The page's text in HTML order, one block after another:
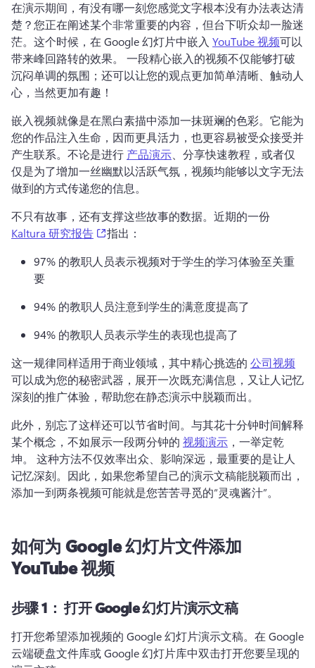
在演示期间，有没有哪一刻您感觉文字根本没有办法表达清
楚？您正在阐述某个非常重要的内容，但台下听众却一脸迷
茫。 这个时候，在 Google 幻灯片中嵌入 YouTube 视频可以
带来峰回路转的效果。 一段精心嵌入的视频不仅能够打破
沉闷单调的氛围；还可以让您的观点更加简单清晰、触动人
心，当然更加有趣！
嵌入视频就像是在黑白素描中添加一抹斑斓的色彩。 它能为
您的作品注入生命，因而更具活力，也更容易被受众接受并
产生联系。 不论是进行 产品演示 、分享快速教程，或者仅
仅是为了增加一丝幽默以活跃气氛，视频均能够以文字无法
做到的方式传递您的信息。
不只有故事，还有支撑这些故事的数据。 近期的一份
Kaltura 研究报告
(opens in a new tab)
指出：
97% 的教职人员表示视频对于学生的学习体验至关重
要
94% 的教职人员注意到学生的满意度提高了
94% 的教职人员表示学生的表现也提高了
这一规律同样适用于商业领域，其中精心挑选的 公司视频
可以成为您的秘密武器，展开一次既充满信息，又让人记忆
深刻的推广体验，帮助您在静态演示中脱颖而出。
此外，别忘了这样还可以节省时间。 与其花十分钟时间解释
某个概念，不如展示一段两分钟的 视频演示 ，一举定乾
坤。 这种方法不仅效率出众、影响深远，最重要的是让人
记忆深刻。 因此，如果您希望自己的演示文稿能脱颖而出，
添加一到两条视频可能就是您苦苦寻觅的“灵魂酱汁”。
如何为 Google 幻灯片文件添加
YouTube 视频
步骤 1：打开 Google 幻灯片演示文稿
打开您希望添加视频的 Google 幻灯片演示文稿。 在 Google
云端硬盘文件库或 Google 幻灯片库中双击打开您要呈现的